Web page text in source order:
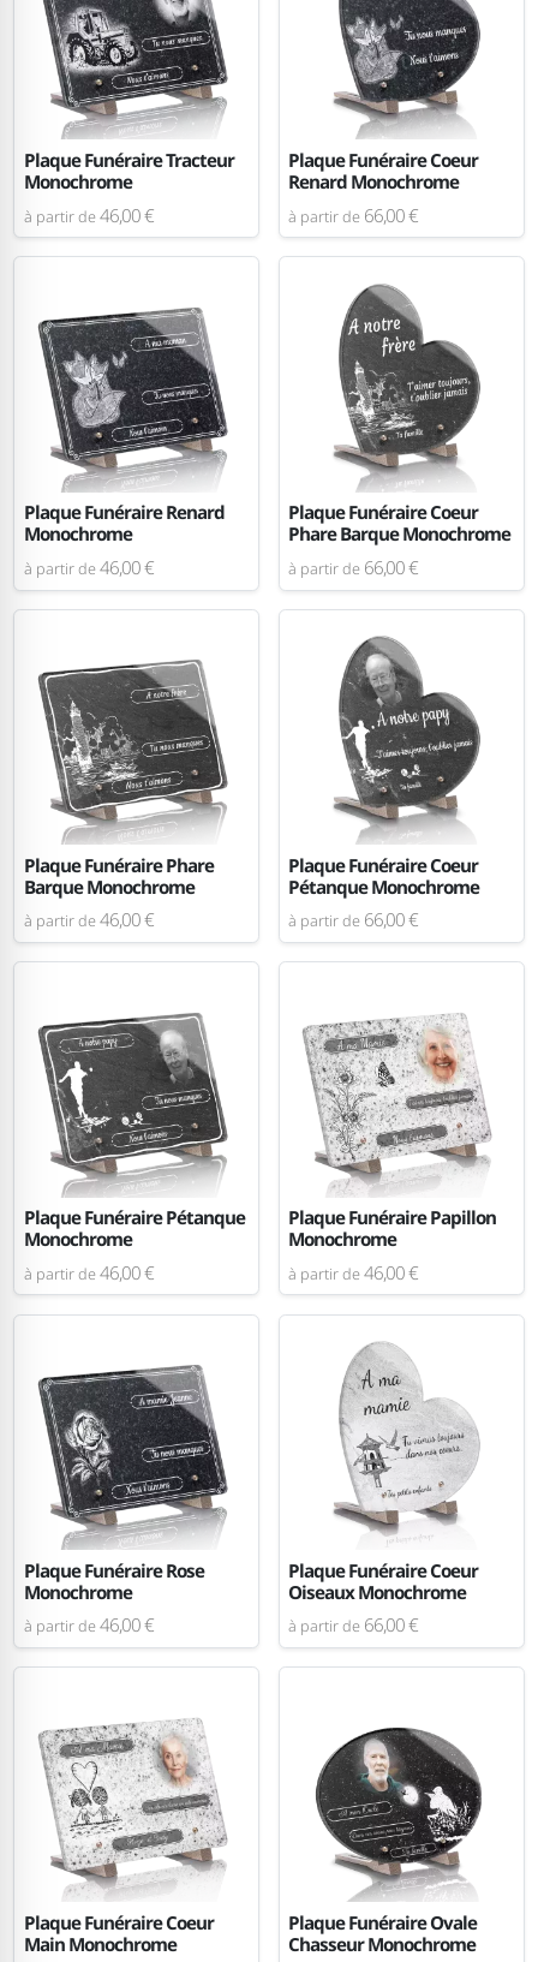
Plaque Funéraire Tracteur
Monochrome
à partir de46,00 €
Plaque Funéraire Coeur
Renard Monochrome
à partir de 66,00 €
Plaque Funéraire Renard
Monochrome
à partir de46,00 €
Plaque Funéraire Coeur
Phare Barque Monochrome
à partir de 66,00 €
Plaque Funéraire Phare
Barque Monochrome
à partir de46,00 €
Plaque Funéraire Coeur
Pétanque Monochrome
à partir de 66,00 €
Plaque Funéraire Pétanque
Monochrome
à partir de46,00 €
Plaque Funéraire Papillon
Monochrome
à partir de46,00 €
Plaque Funéraire Rose
Monochrome
à partir de46,00 €
Plaque Funéraire Coeur
Oiseaux Monochrome
à partir de 66,00 €
Plaque Funéraire Coeur
Main Monochrome
Plaque Funéraire Ovale
Chasseur Monochrome